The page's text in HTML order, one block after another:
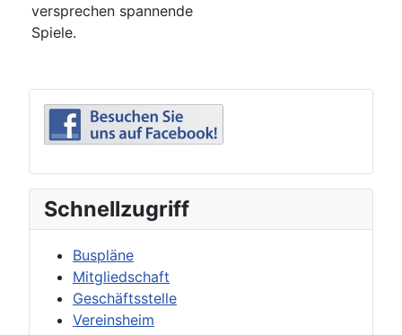
versprechen spannende
Spiele.
Schnellzugriff
Buspläne
Mitgliedschaft
Geschäftsstelle
Vereinsheim